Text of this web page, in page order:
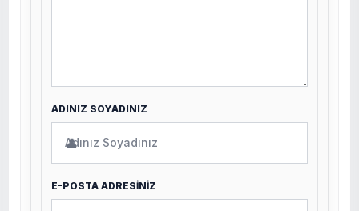
ADINIZ SOYADINIZ
👤
E-POSTA ADRESİNİZ